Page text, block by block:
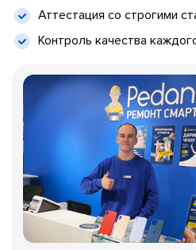
Аттестация со строгими
Контроль качества